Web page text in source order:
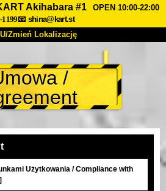
Akihabara #1
OPEN 10:00-22:00
1199📧 shina@kart.st
Zmień Lokalizację
Specyfikacja Cena
Opinie FAQ
Lokalizację
/
Użytkowania / Compliance with